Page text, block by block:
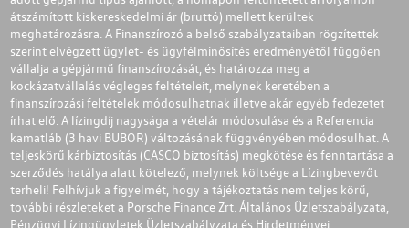
átszámított kiskereskedelmi ár (bruttó) mellett kerültek
meghatározásra. A Finanszírozó a belső szabályzataiban rögzítettek
szerint elvégzett ügylet- és ügyfélminősítés eredményétől függően
vállalja a gépjármű finanszírozását, és határozza meg a
kockázatvállalás végleges feltételeit, melynek keretében a
finanszírozási feltételek módosulhatnak illetve akár egyéb fedezetet
írhat elő. A lízingdíj nagysága a vételár módosulása és a Referencia
kamatláb (3 havi BUBOR) változásának függvényében módosulhat. A
teljeskörű kárbiztosítás (CASCO biztosítás) megkötése és fenntartása a
szerződés hatálya alatt kötelező, melynek költsége a Lízingbevevőt
terheli! Felhívjuk a figyelmét, hogy a tájékoztatás nem teljes körű,
további részleteket a Porsche Finance Zrt. Általános Üzletszabályzata,
Pénzügyi Lízingügyletek Üzletszabályzata és Hirdetményei